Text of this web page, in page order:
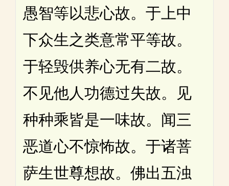
愚智等以悲心故。于上中
下众生之类意常平等故。
于轻毁供养心无有二故。
不见他人功德过失故。见
种种乘皆是一味故。闻三
恶道心不惊怖故。于诸菩
萨生世尊想故。佛出五浊